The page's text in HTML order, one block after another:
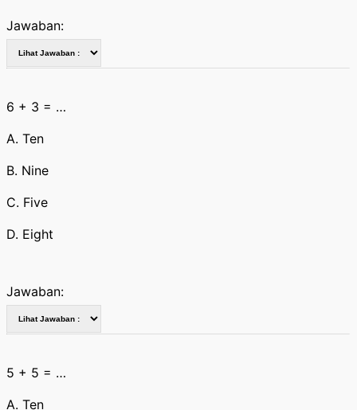
Jawaban:
6 + 3 = …
A. Ten
B. Nine
C. Five
D. Eight
Jawaban:
5 + 5 = …
A. Ten